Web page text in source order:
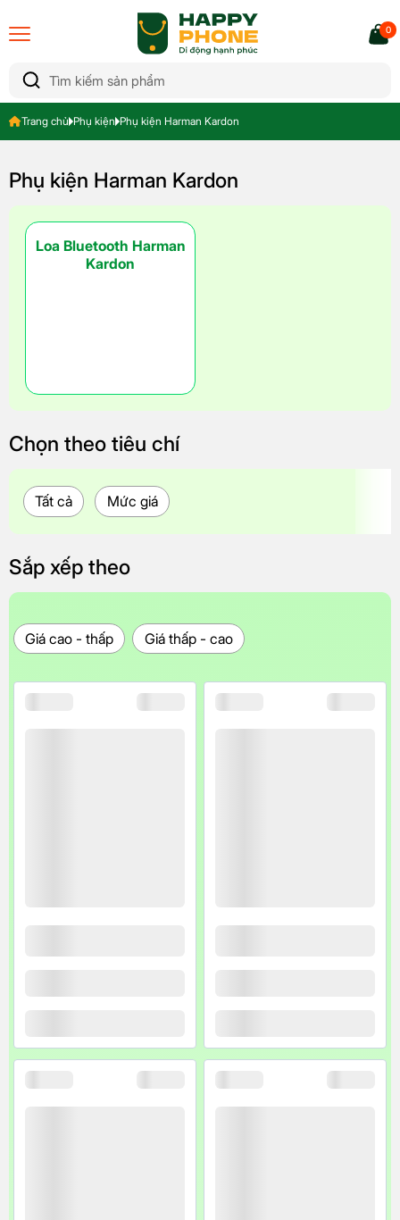
0
Trang chủ Phụ kiện Phụ kiện Harman Kardon
Phụ kiện Harman Kardon
Loa Bluetooth Harman
Kardon
Chọn theo tiêu chí
Tất cả Mức giá
Sắp xếp theo
Giá cao - thấp Giá thấp - cao